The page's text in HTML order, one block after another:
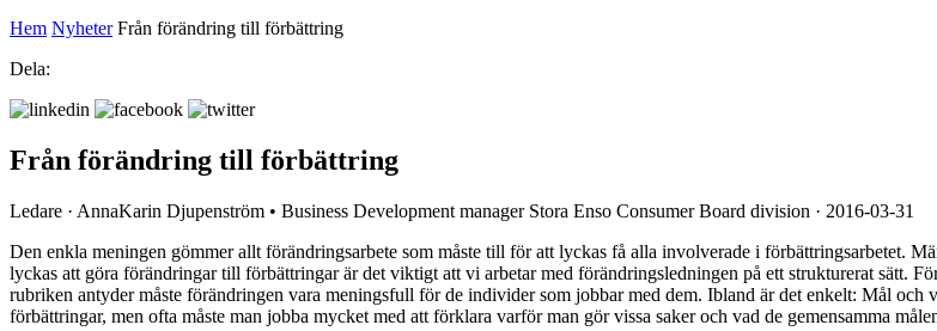
Hem Nyheter Från förändring till förbättring
Dela:
Från förändring till förbättring
Ledare · AnnaKarin Djupenström • Business Development manager Stora Enso Consumer Board division · 2016-03-31
Den enkla meningen gömmer allt förändringsarbete som måste till för att lyckas få alla involverade i förbättringsarbetet.
lyckas att göra förändringar till förbättringar är det viktigt att vi arbetar med förändringsledningen på ett strukturerat sätt.
rubriken antyder måste förändringen vara meningsfull för de individer som jobbar med dem. Ibland är det enkelt: Mål
förbättringar, men ofta måste man jobba mycket med att förklara varför man gör vissa saker och vad de gemensamma